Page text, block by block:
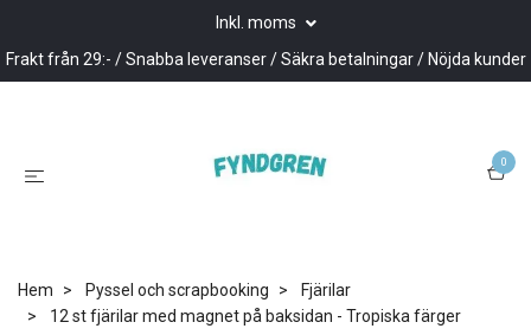
Inkl. moms
Frakt från 29:- / Snabba leveranser / Säkra betalningar / Nöjda kunder
0
Hem Pyssel och scrapbooking
Fjärilar
12 st fjärilar med magnet på baksidan - Tropiska färger